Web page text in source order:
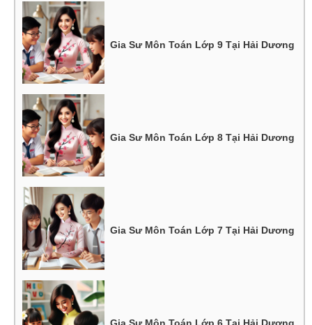
Gia Sư Môn Toán Lớp 9 Tại Hải Dương
Gia Sư Môn Toán Lớp 8 Tại Hải Dương
Gia Sư Môn Toán Lớp 7 Tại Hải Dương